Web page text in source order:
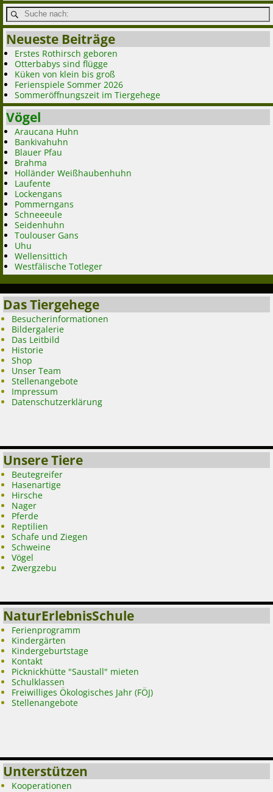
Neueste Beiträge
Erstes Rothirsch geboren
Otterbabys sind flügge
Küken von klein bis groß
Ferienspiele Sommer 2026
Sommeröffnungszeit im Tiergehege
Vögel
Araucana Huhn
Bankivahuhn
Blauer Pfau
Brahma
Holländer Weißhaubenhuhn
Laufente
Lockengans
Pommerngans
Schneeeule
Seidenhuhn
Toulouser Gans
Uhu
Wellensittich
Westfälische Totleger
Das Tiergehege
Besucherinformationen
Bildergalerie
Das Leitbild
Historie
Shop
Unser Team
Stellenangebote
Impressum
Datenschutzerklärung
Unsere Tiere
Beutegreifer
Hasenartige
Hirsche
Nager
Pferde
Reptilien
Schafe und Ziegen
Schweine
Vögel
Zwergzebu
NaturErlebnisSchule
Ferienprogramm
Kindergärten
Kindergeburtstage
Kontakt
Picknickhütte "Saustall" mieten
Schulklassen
Freiwilliges Ökologisches Jahr (FÖJ)
Stellenangebote
Unterstützen
Kooperationen